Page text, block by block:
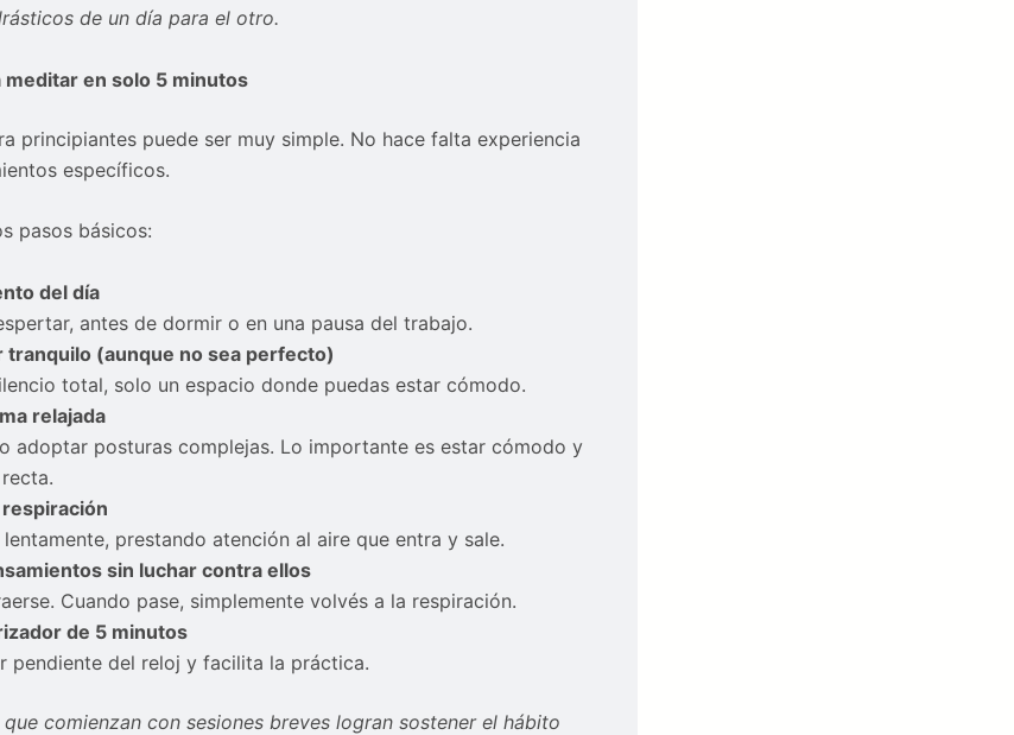
de un día para el otro.
meditar en solo 5 minutos
principiantes puede ser muy simple. No hace falta experiencia
específicos.
pasos básicos:
del día
antes de dormir o en una pausa del trabajo.
tranquilo (aunque no sea perfecto)
total, solo un espacio donde puedas estar cómodo.
relajada
adoptar posturas complejas. Lo importante es estar cómodo y
lentamente, prestando atención al aire que entra y sale.
sin luchar contra ellos
Cuando pase, simplemente volvés a la respiración.
de 5 minutos
pendiente del reloj y facilita la práctica.
que comienzan con sesiones breves logran sostener el hábito